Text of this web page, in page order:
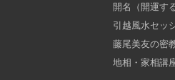
開名（開運す
引越風水セッ
藤尾美友の密
地相・家相講